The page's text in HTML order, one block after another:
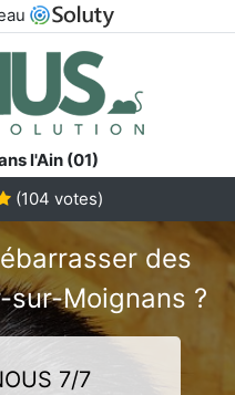
l'Ain (01)
(104 votes)
des
Moignans ?
7/7